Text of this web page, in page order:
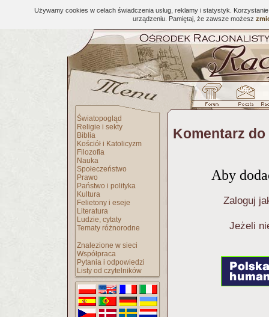
Używamy cookies w celach świadczenia usług, reklamy i statystyk.
urządzeniu. Pamiętaj, że zawsze możesz
Światopogląd
Religie i sekty
Biblia
Kościół i Katolicyzm
Filozofia
Nauka
Społeczeństwo
Prawo
Państwo i polityka
Kultura
Felietony i eseje
Literatura
Ludzie, cytaty
Tematy różnorodne
Znalezione w sieci
Współpraca
Pytania i odpowiedzi
Listy od czytelników
Komentarz
Aby
Zaloguj
Jeżeli